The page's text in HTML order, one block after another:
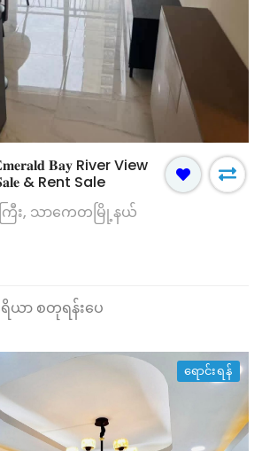
𝐁𝐚𝐲 River View
& Rent Sale
ြီး, သာကေတမြို့နယ်
ရိယာ စတုရန်းပေ
ရောင်းရန်